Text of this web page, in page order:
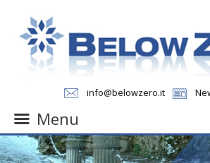
info@belowzero.it
Menu
Skip
to